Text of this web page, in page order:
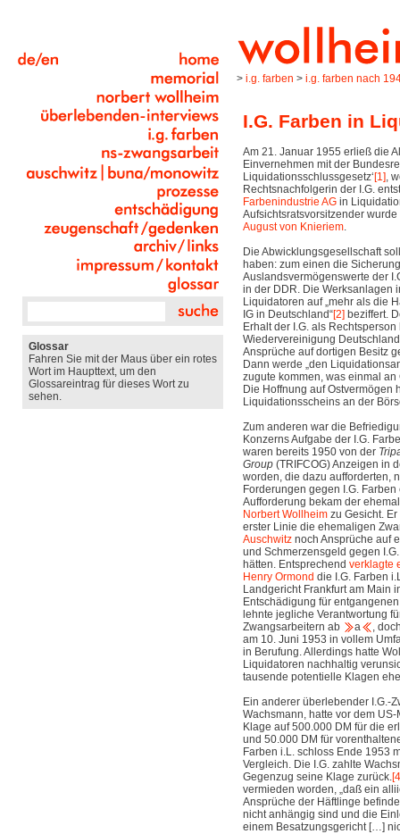
Glossar
Fahren Sie mit der Maus über ein rotes
Wort im Haupttext, um den
Glossareintrag für dieses Wort zu
sehen.
> i.g. farben > i.g. farben nach
I.G. Farben in
Am 21. Januar 1955 erließ die
Einvernehmen mit der
Liquidationsschlussgesetz‘[1],
Rechtsnachfolgerin der I.G.
Farbenindustrie AG in
Aufsichtsratsvorsitzender
August von Knieriem.
Die Abwicklungsgesellschaft
haben: zum einen die
Auslandsvermögenswerte der
in der DDR. Die Werksanlagen
Liquidatoren auf „mehr als die
IG in Deutschland“[2] beziffert.
Erhalt der I.G. als
Wiedervereinigung
Ansprüche auf dortigen Besitz
Dann werde „den
zugute kommen, was einmal an
Die Hoffnung auf Ostvermögen
Liquidationsscheins an der
Zum anderen war die
Konzerns Aufgabe der I.G.
waren bereits 1950 von der
Group (TRIFCOG) Anzeigen in
worden, die dazu aufforderten,
Forderungen gegen I.G.
Aufforderung bekam der
Norbert Wollheim zu Gesicht.
erster Linie die ehemaligen
Auschwitz noch Ansprüche auf
und Schmerzensgeld gegen
hätten. Entsprechend verklagte
Henry Ormond die I.G. Farben
Landgericht Frankfurt am Main
Entschädigung für
lehnte jegliche Verantwortung
Zwangsarbeitern ab
a
,
am 10. Juni 1953 in vollem
in Berufung. Allerdings hatte
Liquidatoren nachhaltig
tausende potentielle Klagen
Ein anderer überlebender I.G.-
Wachsmann, hatte vor dem
Klage auf 500.000 DM für die
und 50.000 DM für
Farben i.L. schloss Ende 1953
Vergleich. Die I.G. zahlte
Gegenzug seine Klage zurück.
vermieden worden, „daß ein
Ansprüche der Häftlinge
nicht anhängig sind und die
einem Besatzungsgericht […]